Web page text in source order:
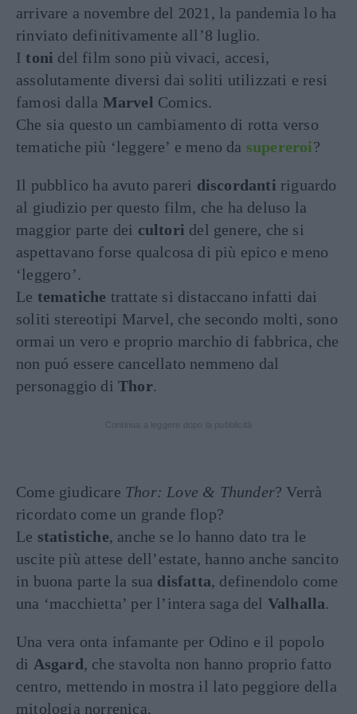
arrivare a novembre del 2021, la pandemia lo ha
rinviato definitivamente all’8 luglio.
Itoni del film sono più vivaci, accesi,
assolutamente diversi dai soliti utilizzati e resi
famosi dalla Marvel Comics.
Che sia questo un cambiamento di rotta verso
tematiche più ‘leggere’ e meno da supereroi?
Il pubblico ha avuto pareri discordanti riguardo
al giudizio per questo film, che ha deluso la
maggior parte dei cultori del genere, che si
aspettavano forse qualcosa di più epico e meno
‘leggero’.
Le tematiche trattate si distaccano infatti dai
soliti stereotipi Marvel, che secondo molti, sono
ormai un vero e proprio marchio di fabbrica, che
non puó essere cancellato nemmeno dal
personaggio di Thor.
Come giudicare Thor: Love & Thunder? Verrà
ricordato come un grande flop?
Le statistiche, anche se lo hanno dato tra le
uscite più attese dell’estate, hanno anche sancito
in buona parte la sua disfatta, definendolo come
una ‘macchietta’ per l’intera saga del Valhalla.
Una vera onta infamante per Odino e il popolo
di Asgard, che stavolta non hanno proprio fatto
centro, mettendo in mostra il lato peggiore della
mitologia norrenica.